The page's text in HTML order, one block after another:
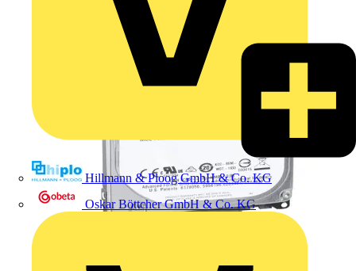
Hillmann & Ploog GmbH & Co. KG
Oskar Böttcher GmbH & Co. KG